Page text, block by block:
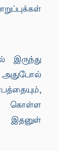
இருந்து
கொள்ள